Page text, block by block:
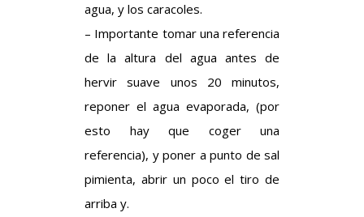
agua, y los caracoles.
– Importante tomar una referencia
de la altura del agua antes de
hervir suave unos 20 minutos,
reponer el agua evaporada, (por
esto hay que coger una
referencia), y poner a punto de sal
pimienta, abrir un poco el tiro de
arriba y.